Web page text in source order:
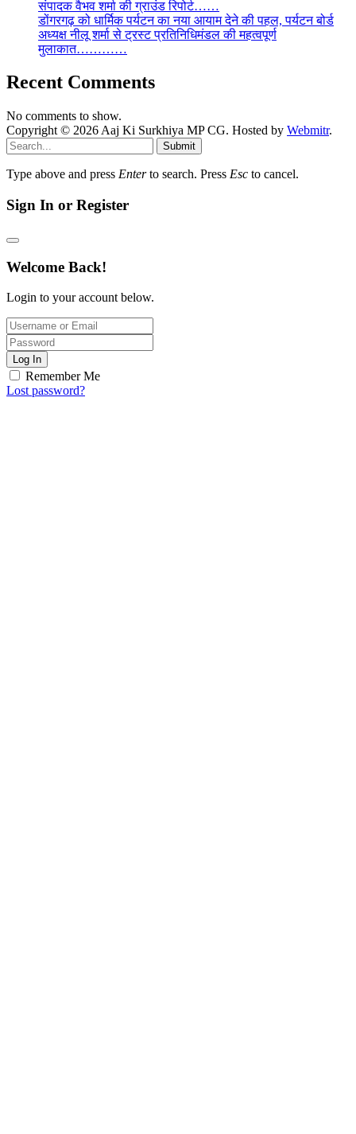
संपादक वैभव शर्मा की ग्राउंड रिपोर्ट……
डोंगरगढ़ को धार्मिक पर्यटन का नया आयाम देने की पहल, पर्यटन बोर्ड
अध्यक्ष नीलू शर्मा से ट्रस्ट प्रतिनिधिमंडल की महत्वपूर्ण
मुलाकात…………
Recent Comments
No comments to show.
Copyright © 2026 Aaj Ki Surkhiya MP CG. Hosted by Webmitr.
Submit
Type above and press Enterto search. Press Esc to cancel.
Sign In or Register
Welcome Back!
Login to your account below.
Log In
Remember Me
Lost password?